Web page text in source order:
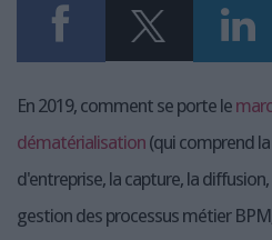
En 2019, comment se porte le
dématérialisation (qui comprend
d'entreprise, la capture, la
gestion des processus métier